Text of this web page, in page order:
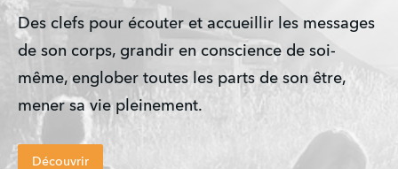
Des clefs pour écouter et accueillir les messages
de son corps, grandir en conscience de soi-
même, englober toutes les parts de son être,
mener sa vie pleinement.
Découvrir